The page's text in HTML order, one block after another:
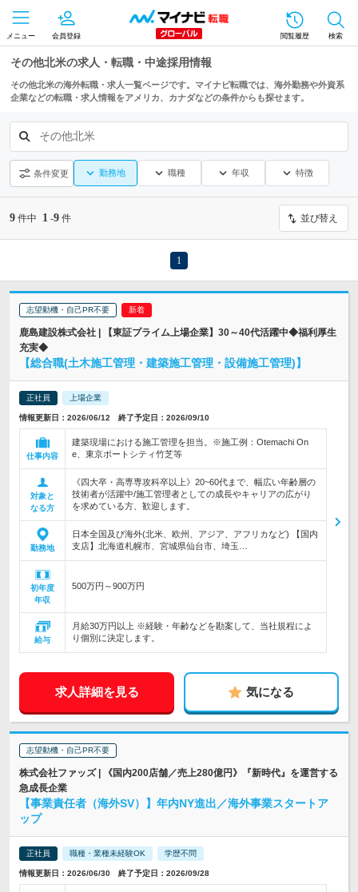
メニュー 会員登録 閲覧履歴 検索
その他北米の求人・転職・中途採用情報
その他北米の海外転職・求人一覧ページです。マイナビ転職では、海外勤務や外資系
企業などの転職・求人情報をアメリカ、カナダなどの条件からも探せます。
その他北米
条件変更 勤務地 職種 年収 特徴
9 件中 1 -9 件 並び替え
1
志望動機・自己PR不要
鹿島建設株式会社 | 【東証プライム上場企業】30～40代活躍中◆福利厚生
充実◆
【総合職(土木施工管理・建築施工管理・設備施工管理)】
正社員 上場企業
情報更新日：2026/06/12 終了予定日：2026/09/10
仕事内容
建築現場における施工管理を担当。※施工例：Otemachi On
e、東京ポートシティ竹芝等
対象と
なる方
《四大卒・高専専攻科卒以上》20~60代まで、幅広い年齢層の
技術者が活躍中/施工管理者としての成長やキャリアの広がり
を求めている方、歓迎します。
勤務地
日本全国及び海外(北米、欧州、アジア、アフリカなど) 【国内
支店】北海道札幌市、宮城県仙台市、埼玉…
初年度
年収
500万円～900万円
給与
月給30万円以上 ※経験・年齢などを勘案して、当社規程によ
り個別に決定します。
求人詳細を見る 気になる
志望動機・自己PR不要
株式会社ファッズ | 《国内200店舗／売上280億円》『新時代』を運営する
急成長企業
【事業責任者（海外SV）】年内NY進出／海外事業スタートア
ップ
正社員 職種・業種未経験OK 学歴不問
情報更新日：2026/06/30 終了予定日：2026/09/28